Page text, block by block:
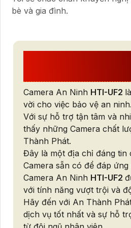
bè và gia đình.
Camera An Ninh HTI-UF2
vời cho việc bảo vệ an ninh.
Với sự hỗ trợ tận tâm và
thấy những Camera chất
Thành Phát.
Đây là một địa chỉ đáng tin
Camera sẵn có để đáp
Camera An Ninh HTI-UF2
với tính năng vượt trội và
Hãy đến với An Thành
dịch vụ tốt nhất và sự hỗ